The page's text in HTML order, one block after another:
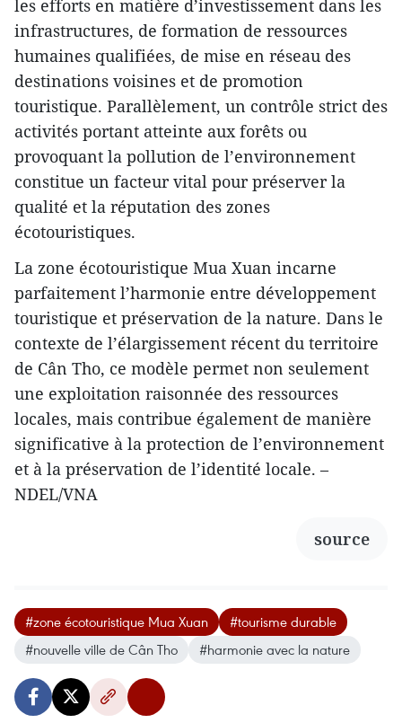
les efforts en matière d’investissement dans les
infrastructures, de formation de ressources
humaines qualifiées, de mise en réseau des
destinations voisines et de promotion
touristique. Parallèlement, un contrôle strict des
activités portant atteinte aux forêts ou
provoquant la pollution de l’environnement
constitue un facteur vital pour préserver la
qualité et la réputation des zones
écotouristiques.
La zone écotouristique Mua Xuan incarne
parfaitement l’harmonie entre développement
touristique et préservation de la nature. Dans le
contexte de l’élargissement récent du territoire
de Cân Tho, ce modèle permet non seulement
une exploitation raisonnée des ressources
locales, mais contribue également de manière
significative à la protection de l’environnement
et à la préservation de l’identité locale. –
NDEL/VNA
source
#zone écotouristique Mua Xuan
#tourisme durable
#nouvelle ville de Cân Tho
#harmonie avec la nature